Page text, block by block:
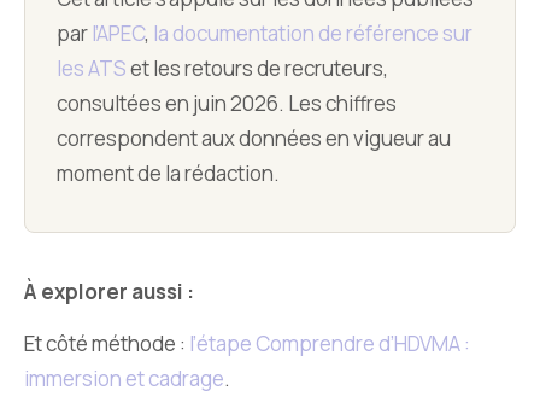
par l’APEC, la documentation de référence sur
les ATSet les retours de recruteurs,
consultées en juin 2026. Les chiffres
correspondent aux données en vigueur au
moment de la rédaction.
À explorer aussi :
Et côté méthode : l’étape Comprendre d’HDVMA :
immersion et cadrage.